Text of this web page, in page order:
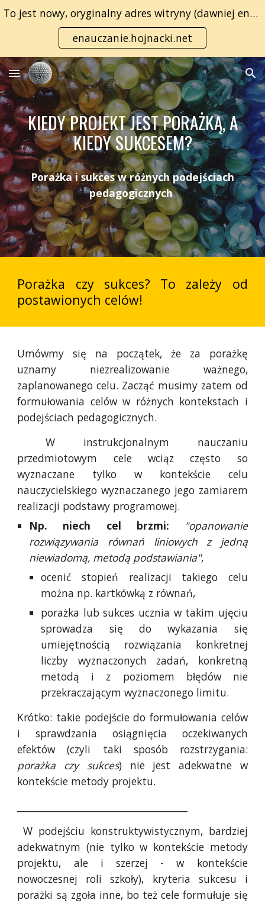
Skip to main content Skip to navigation
To jest nowy, oryginalny adres witryny (dawniej enauczanie.com):
enauczanie.hojnacki.net
KIEDY PROJEKT JEST PORAŻKĄ, A
KIEDY SUKCESEM?
Porażka i sukces w różnych podejściach
pedagogicznych
Porażka czy sukces? To zależy od
postawionych celów!
Umówmy się na początek, że za porażkę
uznamy niezrealizowanie ważnego,
zaplanowanego celu. Zacząć musimy zatem od
formułowania celów w różnych kontekstach i
podejściach pedagogicznych.
W instrukcjonalnym nauczaniu
przedmiotowym cele wciąz często so
wyznaczane tylko w kontekście celu
nauczycielskiego wyznaczanego jego zamiarem
realizacji podstawy programowej.
Np. niech cel brzmi:
"opanowanie
rozwiązywania równań liniowych z jedną
niewiadomą, metodą podstawiania",
ocenić stopień realizacji takiego celu
można np. kartkówką z równań,
porażka lub sukces ucznia w takim ujęciu
sprowadza się do wykazania się
umiejętnością rozwiązania konkretnej
liczby wyznaczonych zadań, konkretną
metodą i z poziomem błędów nie
przekraczającym wyznaczonego limitu.
Krótko: takie podejście do formułowania celów
i sprawdzania osiągnięcia oczekiwanych
efektów (czyli taki sposób rozstrzygania:
porażka czy sukces) nie jest adekwatne w
kontekście metody projektu.
W podejściu konstruktywistycznym, bardziej
adekwatnym (nie tylko w kontekście metody
projektu, ale i szerzej - w kontekście
nowoczesnej roli szkoły), kryteria sukcesu i
porażki są zgoła inne, bo też cele formułuje się